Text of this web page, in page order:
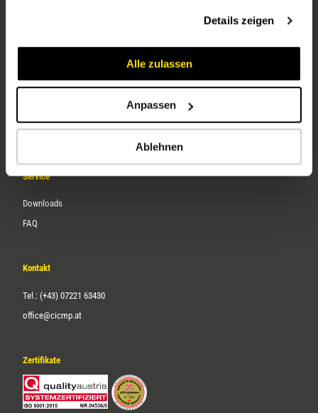
Details zeigen
Alle zulassen
Anpassen
Ablehnen
Unternehmen
Karriere
Service
Downloads
FAQ
Kontakt
Tel.: (+43) 07221 63430
office@cicmp.at
Zertifikate